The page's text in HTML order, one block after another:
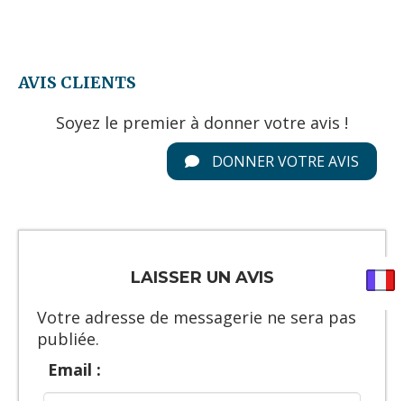
AVIS CLIENTS
Soyez le premier à donner votre avis !
DONNER VOTRE AVIS
LAISSER UN AVIS
Votre adresse de messagerie ne sera pas
publiée.
Email :